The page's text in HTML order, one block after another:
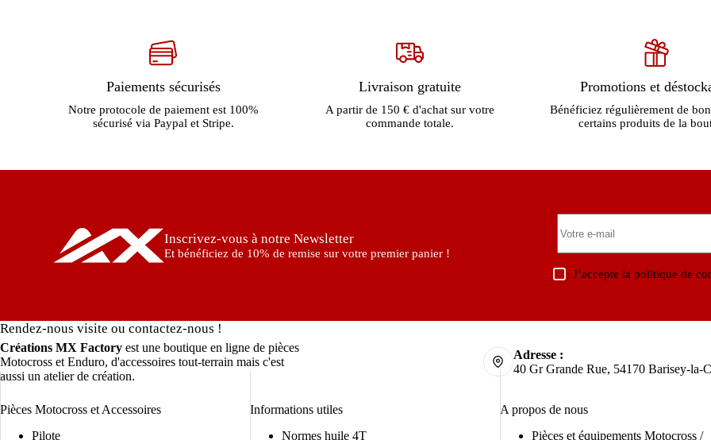
Paiements sécurisés
Notre protocole de paiement est 100%
sécurisé via Paypal et Stripe.
Livraison gratuite
A partir de 150 € d'achat sur votre
commande totale.
Promotions et
Bénéficiez régulièrement de
certains produits de la
Inscrivez-vous à notre Newsletter
Et bénéficiez de 10% de remise sur votre premier panier !
J’accepte lapolitique de
Rendez-nous visite ou contactez-nous !
Créations MX Factory est une boutique en ligne de pièces
Motocross et Enduro, d'accessoires tout-terrain mais c'est
aussi un atelier de création.
Adresse :
40 Gr Grande Rue, 54170 Barisey-la-
Pièces Motocross et Accessoires
Pilote
Informations utiles
Normes huile 4T
A propos de nous
Pièces et équipements Motocross /